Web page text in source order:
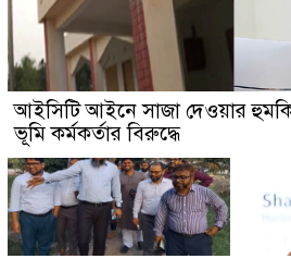
আইসিটি আইনে সাজা দেওয়ার
ভূমি কর্মকর্তার বিরুদ্ধে